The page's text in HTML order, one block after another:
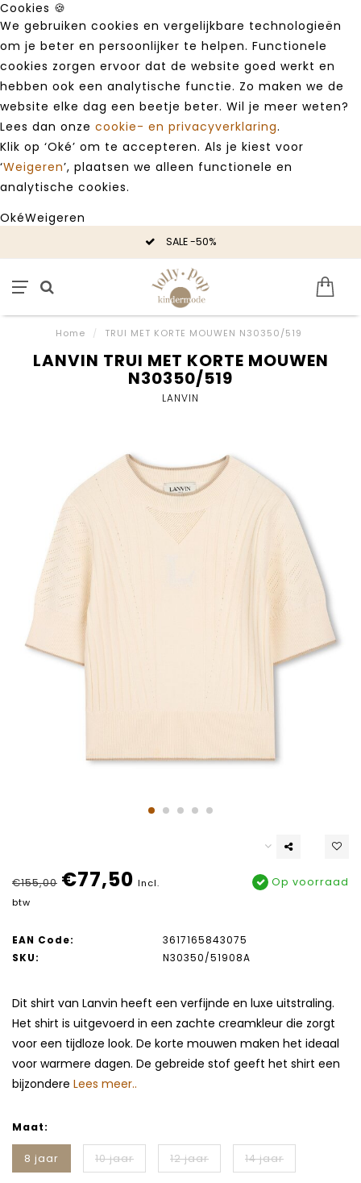
Cookies 🍪
We gebruiken cookies en vergelijkbare technologieën
om je beter en persoonlijker te helpen. Functionele
cookies zorgen ervoor dat de website goed werkt en
hebben ook een analytische functie. Zo maken we de
website elke dag een beetje beter. Wil je meer weten?
Lees dan onze cookie- en privacyverklaring.
Klik op ‘Oké’ om te accepteren. Als je kiest voor
‘Weigeren’, plaatsen we alleen functionele en
analytische cookies.
OkéWeigeren
SALE -50%
Home / TRUI MET KORTE MOUWEN N30350/519
LANVIN TRUI MET KORTE MOUWEN
N30350/519
LANVIN
€155,00 €77,50 Incl.
btw
Op voorraad
EAN Code:
3617165843075
SKU:
N30350/51908A
Dit shirt van Lanvin heeft een verfijnde en luxe uitstraling.
Het shirt is uitgevoerd in een zachte creamkleur die zorgt
voor een tijdloze look. De korte mouwen maken het ideaal
voor warmere dagen. De gebreide stof geeft het shirt een
bijzondere Lees meer..
Maat:
8 jaar 10 jaar 12 jaar 14 jaar